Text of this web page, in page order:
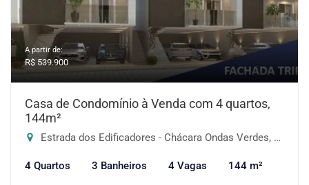
A partir de:
R$ 539.900
Casa de Condomínio à Venda com 4 quartos,
144m²
Estrada dos Edificadores - Chácara Ondas Verdes, Cotia-SP
4 Quartos 3 Banheiros 4 Vagas 144 m²